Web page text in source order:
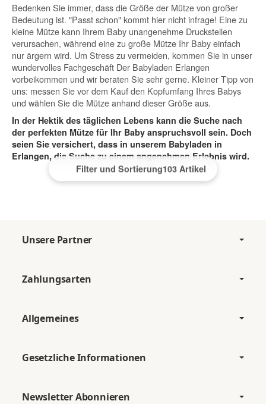
Filter und Sortierung103 Artikel
Bedenken Sie immer, dass die Größe der Mütze von großer
Bedeutung ist. "Passt schon" kommt hier nicht infrage! Eine zu
kleine Mütze kann Ihrem Baby unangenehme Druckstellen
verursachen, während eine zu große Mütze Ihr Baby einfach
nur ärgern wird. Um Stress zu vermeiden, kommen Sie in unser
wundervolles Fachgeschäft Der Babyladen Erlangen
vorbeikommen und wir beraten Sie sehr gerne. Kleiner Tipp von
uns: messen Sie vor dem Kauf den Kopfumfang Ihres Babys
und wählen Sie die Mütze anhand dieser Größe aus.
In der Hektik des täglichen Lebens kann die Suche nach
der perfekten Mütze für Ihr Baby anspruchsvoll sein. Doch
seien Sie versichert, dass in unserem Babyladen in
Erlangen, die Suche zu einem angenehmen Erlebnis wird.
Unsere Partner
Zahlungsarten
Allgemeines
Gesetzliche Informationen
Newsletter Abonnieren